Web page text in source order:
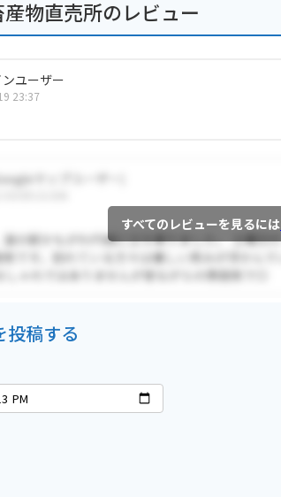
物直売所のレビュー
ユーザー
23:37
すべてのレビューを見るには
投稿する